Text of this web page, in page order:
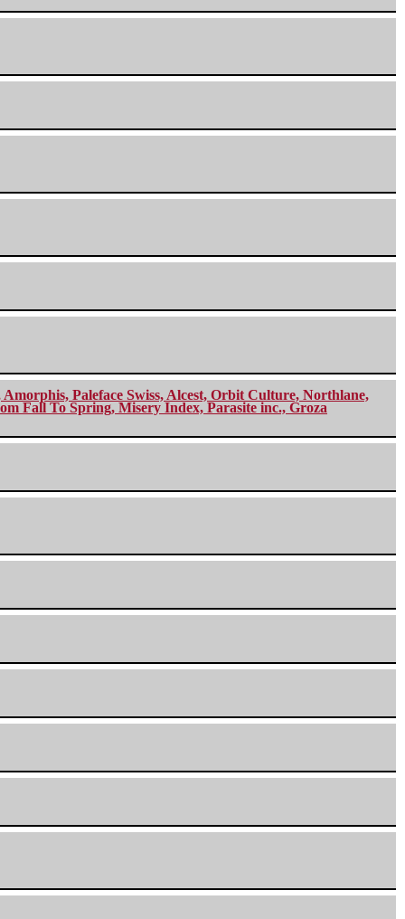
Paleface Swiss, Alcest, Orbit Culture, Northlane,
Fall To Spring, Misery Index, Parasite inc., Groza